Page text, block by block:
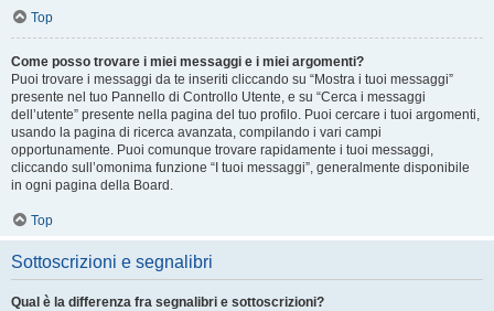
Top
Come posso trovare i miei messaggi e i miei argomenti?
Puoi trovare i messaggi da te inseriti cliccando su “Mostra i tuoi messaggi”
presente nel tuo Pannello di Controllo Utente, e su “Cerca i messaggi
dell’utente” presente nella pagina del tuo profilo. Puoi cercare i tuoi argomenti,
usando la pagina di ricerca avanzata, compilando i vari campi
opportunamente. Puoi comunque trovare rapidamente i tuoi messaggi,
cliccando sull’omonima funzione “I tuoi messaggi”, generalmente disponibile
in ogni pagina della Board.
Top
Sottoscrizioni e segnalibri
Qual è la differenza fra segnalibri e sottoscrizioni?